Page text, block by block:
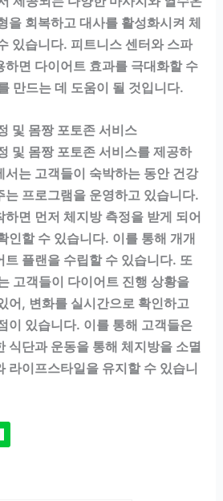
을 회복하고 대사를 활성화시켜 체
있습니다. 피트니스 센터와 스파
하면 다이어트 효과를 극대화할 수
만드는 데 도움이 될 것입니다.
및 몸짱 포토존 서비스
및 몸짱 포토존 서비스를 제공하
서는 고객들이 숙박하는 동안 건강
는 프로그램을 운영하고 있습니다.
면 먼저 체지방 측정을 받게 되어
인할 수 있습니다. 이를 통해 개개
트 플랜을 수립할 수 있습니다. 또
고객들이 다이어트 진행 상황을
어, 변화를 실시간으로 확인하고
이 있습니다. 이를 통해 고객들은
식단과 운동을 통해 체지방을 소멸
라이프스타일을 유지할 수 있습니